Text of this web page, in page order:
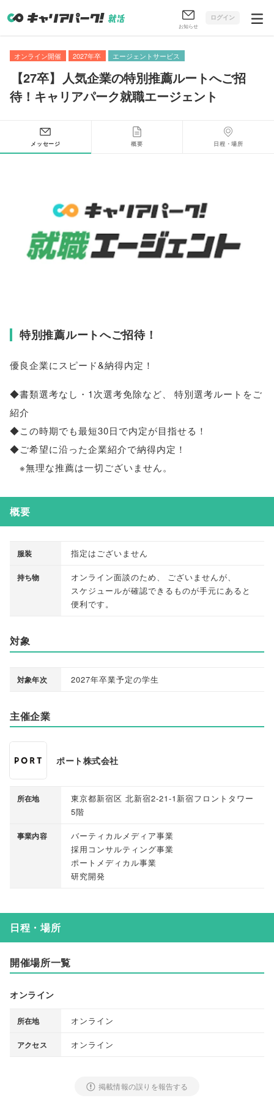
お知らせ
ログイン
オンライン開催 2027年卒 エージェントサービス
【27卒】 人気企業の特別推薦ルートへご招
待！キャリアパーク就職エージェント
メッセージ 概要 日程・場所
特別推薦ルートへご招待！
優良企業にスピード&納得内定！
◆書類選考なし・1次選考免除など、
特別選考ルートをご
紹介
◆この時期でも最短30日で内定が目指せる！
◆ご希望に沿った企業紹介で納得内定！
※無理な推薦は一切ございません。
概要
服装 指定はございません
持ち物 オンライン面談のため、 ございませんが、
スケジュールが確認できるものが手元にあると
便利です。
対象
対象年次 2027年卒業予定の学生
主催企業
ポート株式会社
所在地
東京都新宿区 北新宿2-21-1新宿フロントタワー
5階
事業内容
バーティカルメディア事業
採用コンサルティング事業
ポートメディカル事業
研究開発
日程・場所
開催場所一覧
オンライン
所在地 オンライン
アクセス オンライン
掲載情報の誤りを報告する